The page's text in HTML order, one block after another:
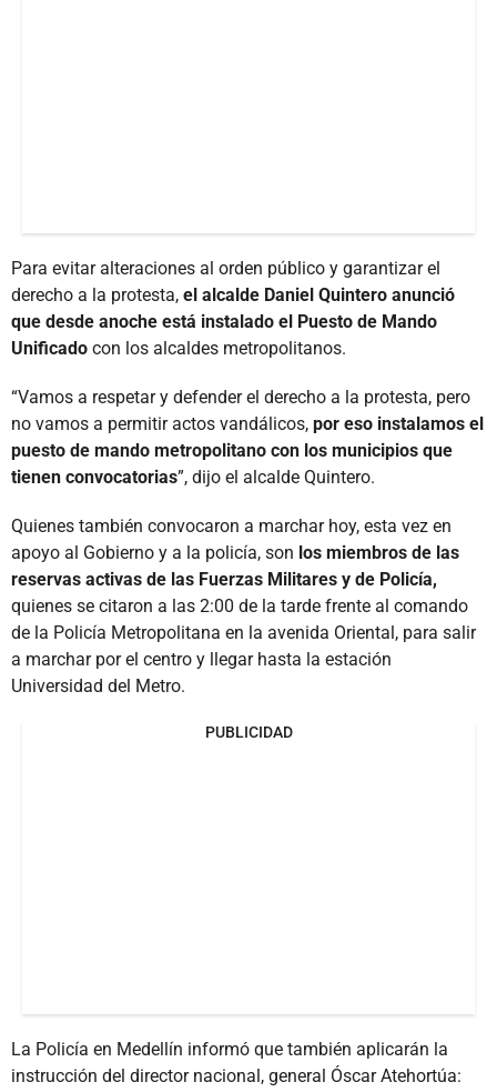
Para evitar alteraciones al orden público y garantizar el
derecho a la protesta, el alcalde Daniel Quintero anunció
que desde anoche está instalado el Puesto de Mando
Unificado con los alcaldes metropolitanos.
“Vamos a respetar y defender el derecho a la protesta, pero
no vamos a permitir actos vandálicos, por eso instalamos el
puesto de mando metropolitano con los municipios que
tienen convocatorias”, dijo el alcalde Quintero.
Quienes también convocaron a marchar hoy, esta vez en
apoyo al Gobierno y a la policía, son los miembros de las
reservas activas de las Fuerzas Militares y de Policía,
quienes se citaron a las 2:00 de la tarde frente al comando
de la Policía Metropolitana en la avenida Oriental, para salir
a marchar por el centro y llegar hasta la estación
Universidad del Metro.
PUBLICIDAD
La Policía en Medellín informó que también aplicarán la
instrucción del director nacional, general Óscar Atehortúa: